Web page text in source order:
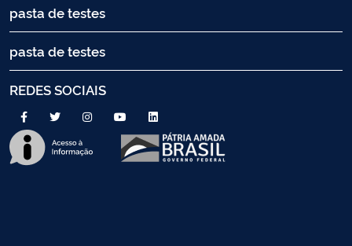
pasta de testes
pasta de testes
REDES SOCIAIS